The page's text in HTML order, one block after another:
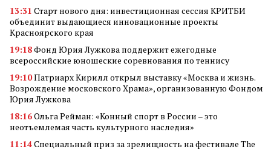
13:31 Старт нового дня: инвестиционная сессия КРИТБИ
объединит выдающиеся инновационные проекты
Красноярского края
19:18Фонд Юрия Лужкова поддержит ежегодные
всероссийские юношеские соревнования по теннису
19:10Патриарх Кирилл открыл выставку «Москва и жизнь.
Возрождение московского Храма», организованную Фондом
Юрия Лужкова
18:16Ольга Рейман: «Конный спорт в России – это
неотъемлемая часть культурного наследия»
11:14Специальный приз за зрелищность на фестивале The